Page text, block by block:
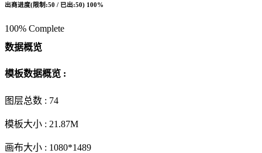
出商进度(限制:50 / 已出:50) 100%
100% Complete
数据概览
模板数据概览 :
图层总数 : 74
模板大小 : 21.87M
画布大小 : 1080*1489